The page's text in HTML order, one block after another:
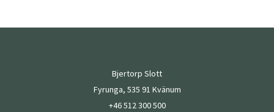
Bjertorp Slott
Fyrunga, 535 91 Kvänum
+46 512 300 500